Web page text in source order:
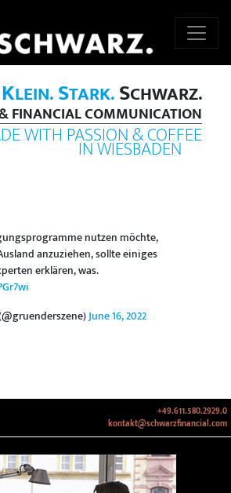
KLEIN.STARK.SCHWARZ.
FINANCIAL COMMUNICATION
WITH PASSION & COFFEE
IN WIESBADEN
nutzen möchte,
anzuziehen, sollte einiges
erklären, was.
June 16, 2022
+49.611.580.2929.0
kontakt@schwarzfinancial.com